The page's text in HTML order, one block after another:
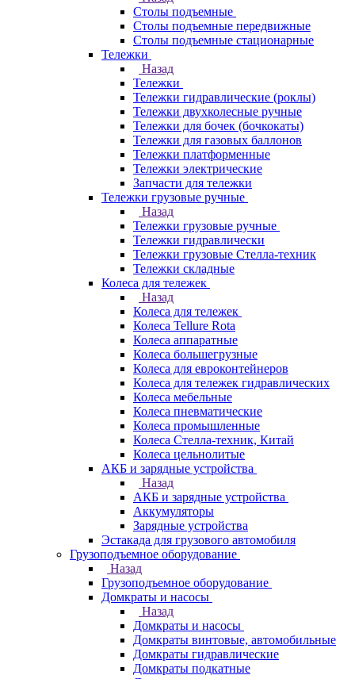
Столы подъемные
Столы подъемные передвижные
Столы подъемные стационарные
Тележки
Назад
Тележки
Тележки гидравлические (роклы)
Тележки двухколесные ручные
Тележки для бочек (бочкокаты)
Тележки для газовых баллонов
Тележки платформенные
Тележки электрические
Запчасти для тележки
Тележки грузовые ручные
Назад
Тележки грузовые ручные
Тележки гидравлически
Тележки грузовые Стелла-техник
Тележки складные
Колеса для тележек
Назад
Колеса для тележек
Колеса Tellure Rota
Колеса аппаратные
Колеса большегрузные
Колеса для евроконтейнеров
Колеса для тележек гидравлических
Колеса мебельные
Колеса пневматические
Колеса промышленные
Колеса Стелла-техник, Китай
Колеса цельнолитые
АКБ и зарядные устройства
Назад
АКБ и зарядные устройства
Аккумуляторы
Зарядные устройства
Эстакада для грузового автомобиля
Грузоподъемное оборудование
Назад
Грузоподъемное оборудование
Домкраты и насосы
Назад
Домкраты и насосы
Домкраты винтовые, автомобильные
Домкраты гидравлические
Домкраты подкатные